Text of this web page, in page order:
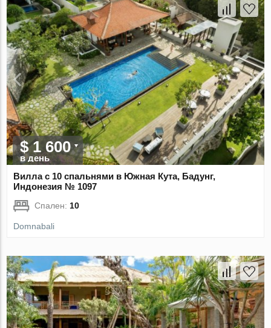
$ 1 600
в день
Вилла с 10 спальнями в Южная Кута, Бадунг,
Индонезия № 1097
Спален: 10
Domnabali